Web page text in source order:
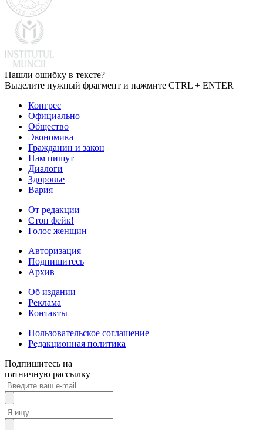
Нашли ошибку в тексте?
Выделите нужный фрагмент и нажмите CTRL + ENTER
Конгрес
Официально
Общество
Экономика
Гражданин и закон
Нам пишут
Диалоги
Здоровье
Вария
От редакции
Стоп фейк!
Голос женщин
Авторизация
Подпишитесь
Архив
Об издании
Реклама
Контакты
Пользовательское соглашение
Редакционная политика
Подпишитесь на
пятничную рассылку